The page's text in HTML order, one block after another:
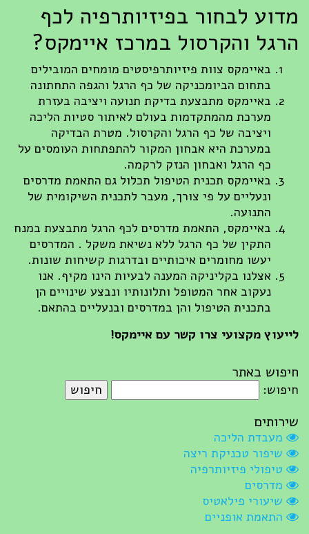
מדוע לבחור בפיזיותרפיה לכף
הרגל והקרסול במרכז איימקס?
באיימקס צוות פיזיותרפיסטים מומחים המובילים
בתחום הביומכניקה של כף הרגל והגפה התחתונה
באיימקס מתבצעת בדיקת תנועה ויציבה בעזרת
מערכת מהמתקדמות בעולם לאיתור סטיות הליכה
ויציבה של כף הרגל והקרסול. מטרת הבדיקה
במערכת היא אבחון המקור להתפתחות העומסים על
כף הרגל ואבחון הנזק לרקמה.
באיימקס תכנית הטיפול תכלול גם התאמת מדרסים
ונעליים על פי צורך, מעבר לתכנית השיקומית של
התנועה.
באיימקס, התאמת מדרסים לכף הרגל מתבצעת במנח
התקין של כף הרגל ללא נשיאת משקל . המדרסים
יעשו מחומרים איכותיים ובדרגות קשיחות שונות.
אצלנו בקליניקה המענה לבעיות הינו מקיף. אנו
נעקוב אחר המטופל ותלונותיו ונבצע שינויים הן
בתכנית הטיפול והן במדרסים ובנעליים בהתאם.
לייעוץ מקצועי צרו קשר עם איימקס!
חיפוש באתר
חיפוש:
שירותים
מעבדת הליכה
שיפור טכניקת ריצה
טיפולי פיזיותרפיה
מדרסים
שיעורי פילאטיס
התאמת אופניים